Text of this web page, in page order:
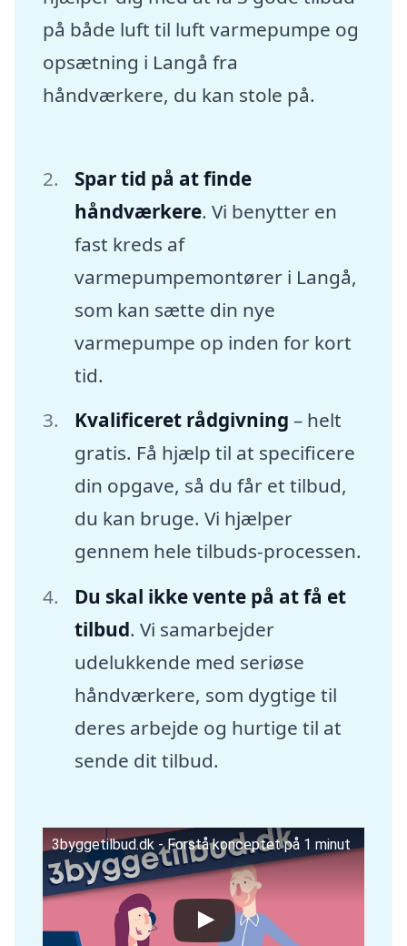
på både luft til luft varmepumpe og
opsætning i Langå fra
håndværkere, du kan stole på.
Spar tid på at finde
håndværkere. Vi benytter en
fast kreds af
varmepumpemontører i Langå,
som kan sætte din nye
varmepumpe op inden for kort
tid.
Kvalificeret rådgivning – helt
gratis. Få hjælp til at specificere
din opgave, så du får et tilbud,
du kan bruge. Vi hjælper
gennem hele tilbuds-processen.
Du skal ikke vente på at få et
tilbud. Vi samarbejder
udelukkende med seriøse
håndværkere, som dygtige til
deres arbejde og hurtige til at
sende dit tilbud.
3byggetilbud.dk - Forstå konceptet på 1 minut